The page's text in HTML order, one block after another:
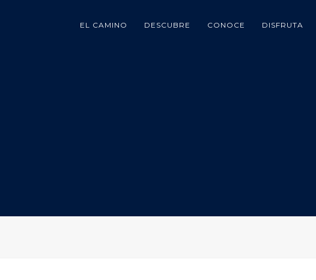
EL CAMINO DESCUBRE CONOCE DISFRUTA